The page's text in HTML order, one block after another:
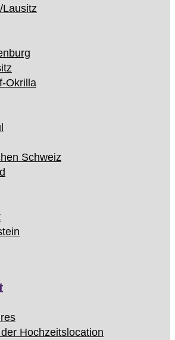
Lausitz
Okrilla
Schweiz
Hochzeitslocation